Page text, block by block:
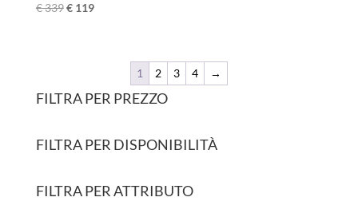
€339€119
1 2 3 4 →
FILTRA PER PREZZO
FILTRA PER DISPONIBILITÀ
FILTRA PER ATTRIBUTO